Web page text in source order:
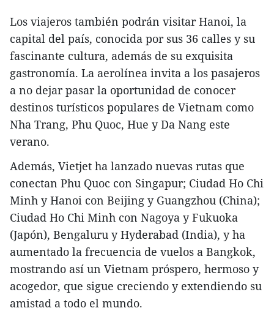
Los viajeros también podrán visitar Hanoi, la
capital del país, conocida por sus 36 calles y su
fascinante cultura, además de su exquisita
gastronomía. La aerolínea invita a los pasajeros
a no dejar pasar la oportunidad de conocer
destinos turísticos populares de Vietnam como
Nha Trang, Phu Quoc, Hue y Da Nang este
verano.
Además, Vietjet ha lanzado nuevas rutas que
conectan Phu Quoc con Singapur; Ciudad Ho Chi
Minh y Hanoi con Beijing y Guangzhou (China);
Ciudad Ho Chi Minh con Nagoya y Fukuoka
(Japón), Bengaluru y Hyderabad (India), y ha
aumentado la frecuencia de vuelos a Bangkok,
mostrando así un Vietnam próspero, hermoso y
acogedor, que sigue creciendo y extendiendo su
amistad a todo el mundo.